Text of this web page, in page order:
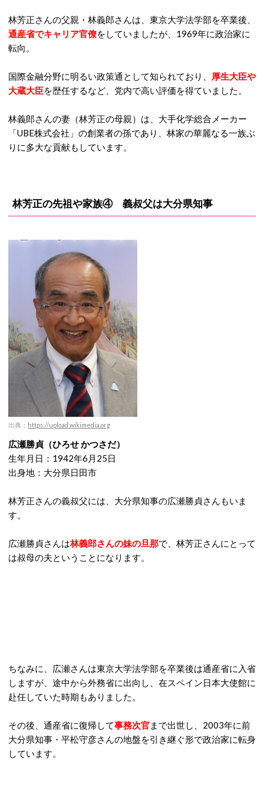
林芳正さんの父親・林義郎さんは、東京大学法学部を卒業後、
通産省でキャリア官僚をしていましたが、1969年に政治家に
転向。
国際金融分野に明るい政策通として知られており、 厚生大臣や
大蔵大臣を歴任するなど、党内で高い評価を得ていました。
林義郎さんの妻（林芳正の母親）は、大手化学総合メーカー
「UBE株式会社」の創業者の孫であり、林家の華麗なる一族ぶ
りに多大な貢献もしています。
林芳正の先祖や家族④ 義叔父は大分県知事
出典 ： https://upload.wikimedia.org
広瀬勝貞（ひろせ かつさだ）
生年月日：1942年6月25日
出身地：大分県日田市
林芳正さんの義叔父には、大分県知事の広瀬勝貞さんもいま
す。
広瀬勝貞さんは林義郎さんの妹の旦那で、林芳正さんにとって
は叔母の夫ということになります。
ちなみに、広瀬さんは東京大学法学部を卒業後は通産省に入省
しますが、途中から外務省に出向し、在スペイン日本大使館に
赴任していた時期もありました。
その後、通産省に復帰して事務次官まで出世し、2003年に前
大分県知事・平松守彦さんの地盤を引き継ぐ形で政治家に転身
しています。